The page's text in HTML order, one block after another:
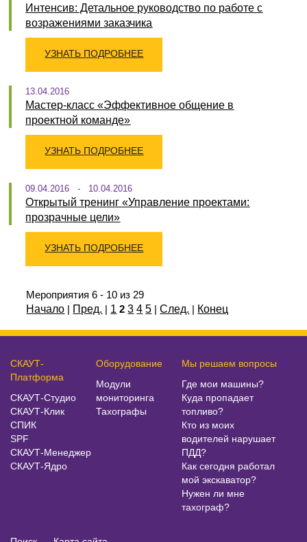
Интенсив: Детальное руководство по работе с
возражениями заказчика
УЗНАТЬ ПОДРОБНЕЕ
13.04.2016
Мастер-класс «Эффективное общение в
проектной команде»
УЗНАТЬ ПОДРОБНЕЕ
09.04.2016 - 10.04.2016
Открытый тренинг «Управление проектами:
прозрачные цели»
УЗНАТЬ ПОДРОБНЕЕ
Мероприятия 6 - 10 из 29
Начало | Пред. | 1 2 3 4 5 |След. | Конец
СКАУТ-
Платформа
СКАУТ-Студио
СКАУТ-Клик
СПИК
SPF
СКАУТ-Менеджер
СКАУТ-Ядро
Оборудование
Модули
мониторинга
Тахографы
Мы решаем вопросы
Где мои машины?
Куда пропадает
топливо?
Кто из моих
водителей нарушает
ПДД?
Как сегодня работал
мой экскаватор?
Нужен ли мне
тахограф?